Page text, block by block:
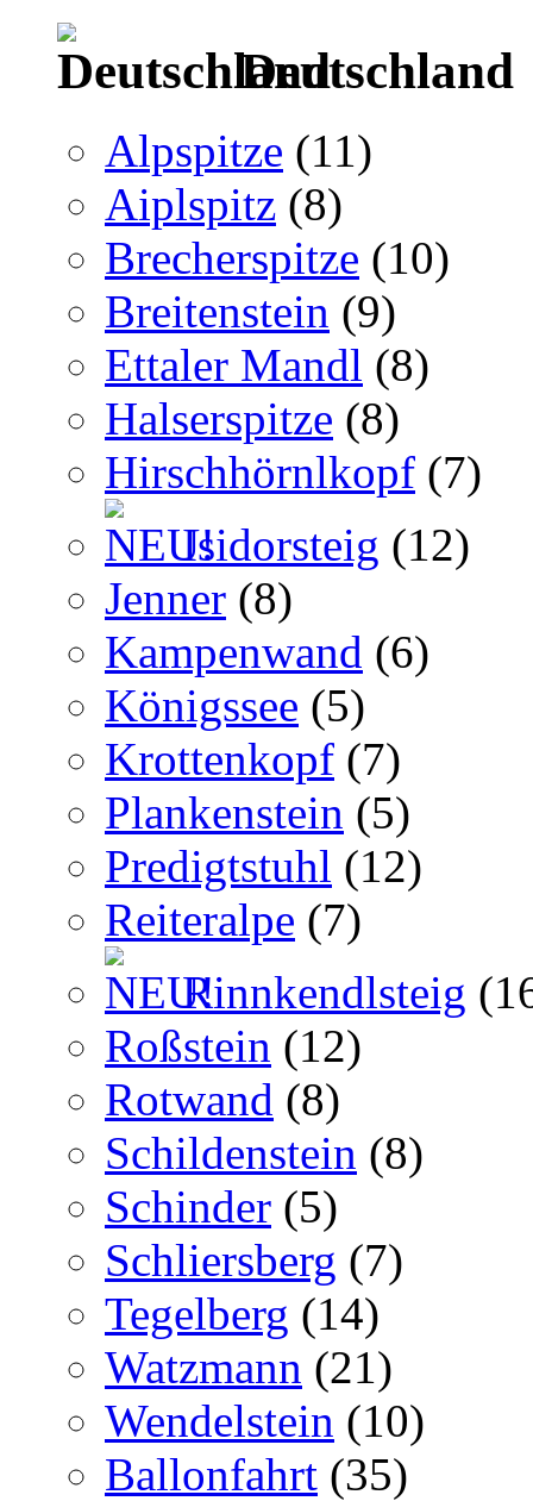
Deutschland
Alpspitze (11)
Aiplspitz (8)
Brecherspitze (10)
Breitenstein (9)
Ettaler Mandl (8)
Halserspitze (8)
Hirschhörnlkopf (7)
Isidorsteig (12)
Jenner (8)
Kampenwand (6)
Königssee (5)
Krottenkopf (7)
Plankenstein (5)
Predigtstuhl (12)
Reiteralpe (7)
Rinnkendlsteig
Roßstein (12)
Rotwand (8)
Schildenstein (8)
Schinder (5)
Schliersberg (7)
Tegelberg (14)
Watzmann (21)
Wendelstein (10)
Ballonfahrt (35)